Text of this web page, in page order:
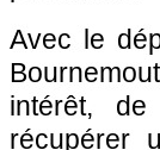
Avec le
intérêt,
récupérer